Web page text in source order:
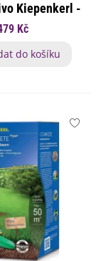
Kiepenkerl -
- 1 kg
Kč
do košíku